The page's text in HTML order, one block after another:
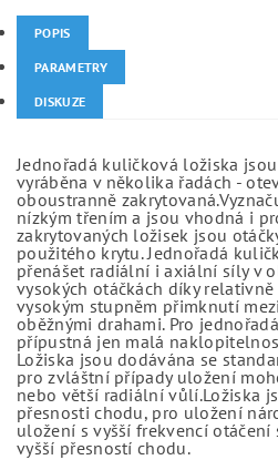
POPIS
PARAMETRY
DISKUZE
Jednořadá kuličková ložiska
vyráběna v několika řadách -
oboustranně
nízkým třením a jsou vhodná i
zakrytovaných ložisek jsou
použitého krytu. Jednořadá
přenášet radiální i axiální síly v
vysokých otáčkách díky
vysokým stupněm přimknutí
oběžnými drahami. Pro
přípustná jen malá
Ložiska jsou dodávána se
pro zvláštní případy uložení
nebo větší radiální vůlí.Ložiska
přesnosti chodu, pro uložení
uložení s vyšší frekvencí
vyšší přesností chodu.